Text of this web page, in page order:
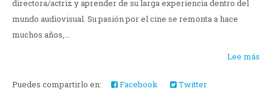
directora/actriz y aprender de su larga experiencia dentro del
mundo audiovisual. Su pasión por el cine se remonta a hace
muchos años,...
Lee más
Puedes compartirlo en: Facebook
Twitter